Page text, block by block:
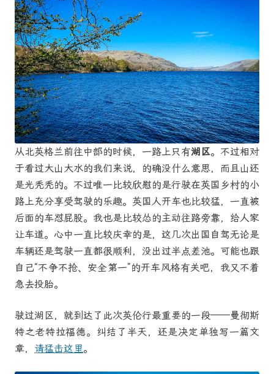
从北英格兰前往中部的时候，一路上只有湖区。不过相对
于看过大山大水的我们来说，的确没什么意思，而且山还
是光秃秃的。不过唯一比较欣慰的是行驶在英国乡村的小
路上充分享受驾驶的乐趣。英国人开车也比较猛，一直被
后面的车怼屁股。我也是比较怂的主动往路旁靠，给人家
让车道。心中一直比较庆幸的是，这几次出国自驾无论是
车辆还是驾驶一直都很顺利，没出过半点差池。可能也跟
自己“不争不抢、安全第一”的开车风格有关吧，我又不着
急去投胎。
驶过湖区，就到达了此次英伦行最重要的一段——曼彻斯
特之老特拉福德。纠结了半天，还是决定单独写一篇文
章， 请猛击这里。